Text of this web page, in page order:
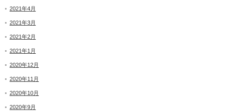
2021年4月
2021年3月
2021年2月
2021年1月
2020年12月
2020年11月
2020年10月
2020年9月